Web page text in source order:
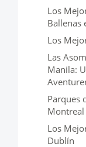
Los
Ballenas
Los
Las
Manila:
Parques
Montreal
Los
Dublín